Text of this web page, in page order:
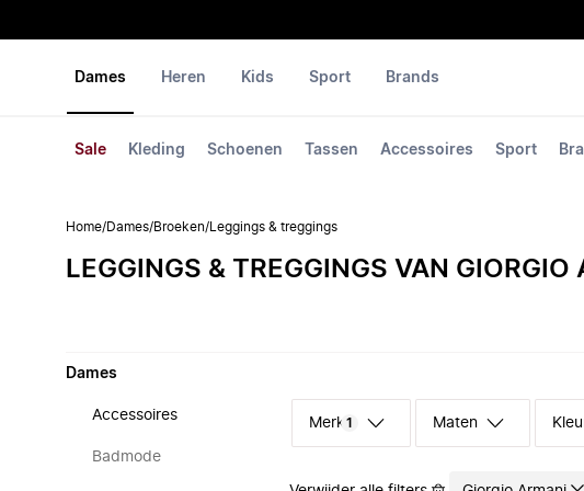
Dames
Sale Kleding Schoenen Tassen Accessoires Sport
Heren Kids Sport Brands
Home/Dames/Broeken/ Leggings & treggings
LEGGINGS & TREGGINGS VAN GIORGIO
Dames
Accessoires
Badmode
Merk 1 Maten